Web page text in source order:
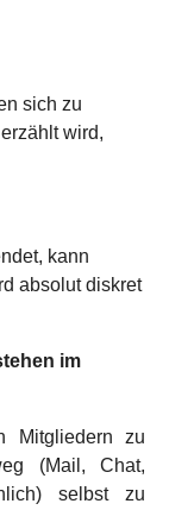
sich zu
wird,
kann
absolut diskret
im
Mitgliedern zu
(Mail, Chat,
selbst zu